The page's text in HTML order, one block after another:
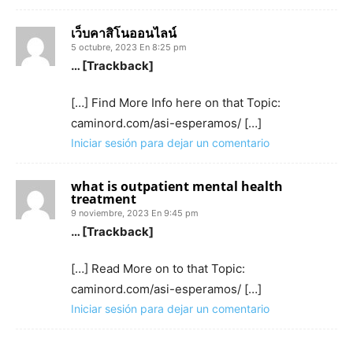
เว็บคาสิโนออนไลน์
5 octubre, 2023 En 8:25 pm
… [Trackback]
[…] Find More Info here on that Topic:
caminord.com/asi-esperamos/ […]
Iniciar sesión para dejar un comentario
what is outpatient mental health
treatment
9 noviembre, 2023 En 9:45 pm
… [Trackback]
[…] Read More on to that Topic:
caminord.com/asi-esperamos/ […]
Iniciar sesión para dejar un comentario